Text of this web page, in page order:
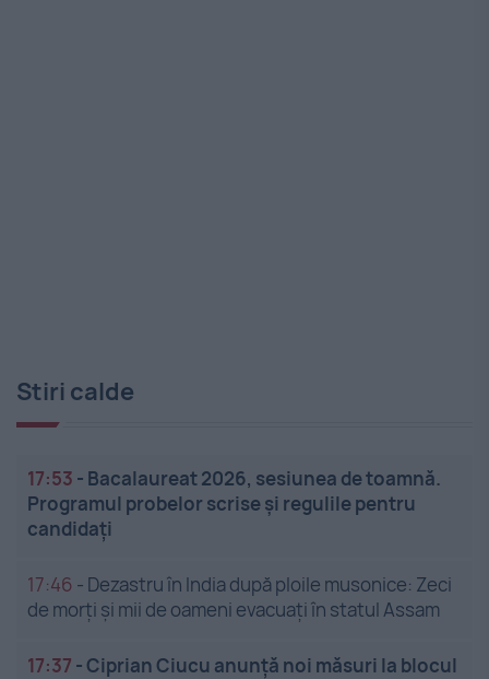
Stiri calde
17:53 - Bacalaureat 2026, sesiunea de toamnă.
Programul probelor scrise și regulile pentru
candidați
17:46 - Dezastru în India după ploile musonice: Zeci
de morți și mii de oameni evacuați în statul Assam
17:37 -Ciprian Ciucu anunță noi măsuri la blocul